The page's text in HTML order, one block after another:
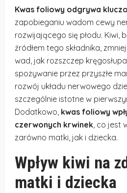
Kwas foliowy odgrywa
zapobieganiu wadom cewy
rozwijającego się płodu. Kiwi,
źródłem tego składnika,
wad, jak rozszczep
spożywanie przez przyszłe
rozwój układu nerwowego
szczególnie istotne w
Dodatkowo, kwas foliowy
czerwonych krwinek, co jest
zarówno matki, jak i dziecka.
Wpływ kiwi na
matki i dziecka